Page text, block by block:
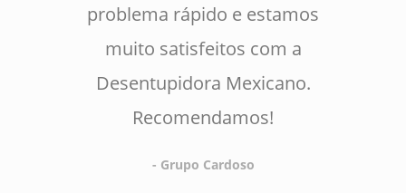
problema rápido e estamos
muito satisfeitos com a
Desentupidora Mexicano.
Recomendamos!
- Grupo Cardoso